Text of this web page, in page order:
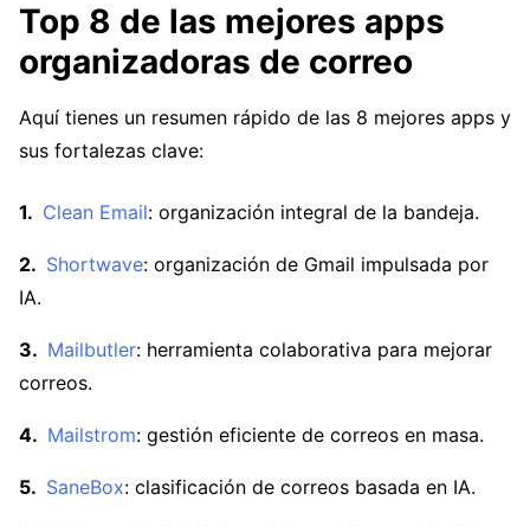
Top 8 de las mejores apps
organizadoras de correo
Aquí tienes un resumen rápido de las 8 mejores apps y
sus fortalezas clave:
Clean Email: organización integral de la bandeja.
Shortwave: organización de Gmail impulsada por
IA.
Mailbutler: herramienta colaborativa para mejorar
correos.
Mailstrom: gestión eficiente de correos en masa.
SaneBox: clasificación de correos basada en IA.